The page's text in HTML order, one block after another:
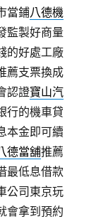
當鋪八德機
監製好商量
的好處工廠
薦支票換成
認證寶山汽
行的機車貸
本金即可續
德當舖推薦
最低息借款
公司東京玩
會拿到預約